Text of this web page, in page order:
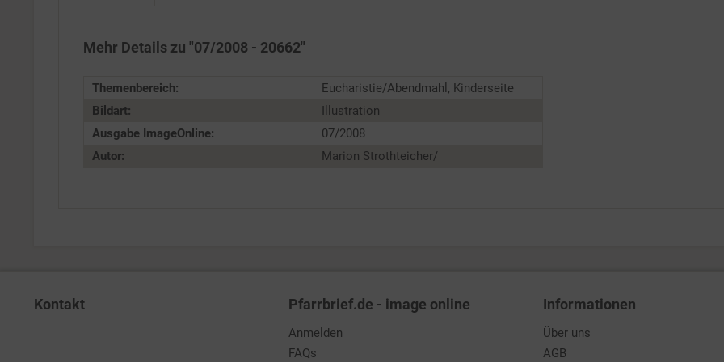
Mehr Details zu "07/2008 - 20662"
Themenbereich:
Eucharistie/Abendmahl, Kinderseite
Bildart:
Illustration
Ausgabe ImageOnline:
07/2008
Autor:
Marion Strothteicher/
Kontakt Pfarrbrief.de - image online
Anmelden
FAQs
Informationen
Über uns
AGB
Service